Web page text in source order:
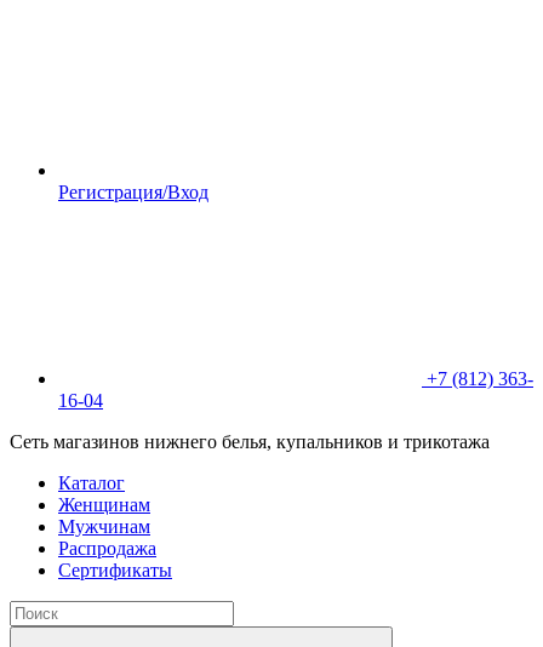
Регистрация/Вход
+7 (812) 363-
16-04
Сеть магазинов нижнего белья, купальников и трикотажа
Каталог
Женщинам
Мужчинам
Распродажа
Сертификаты